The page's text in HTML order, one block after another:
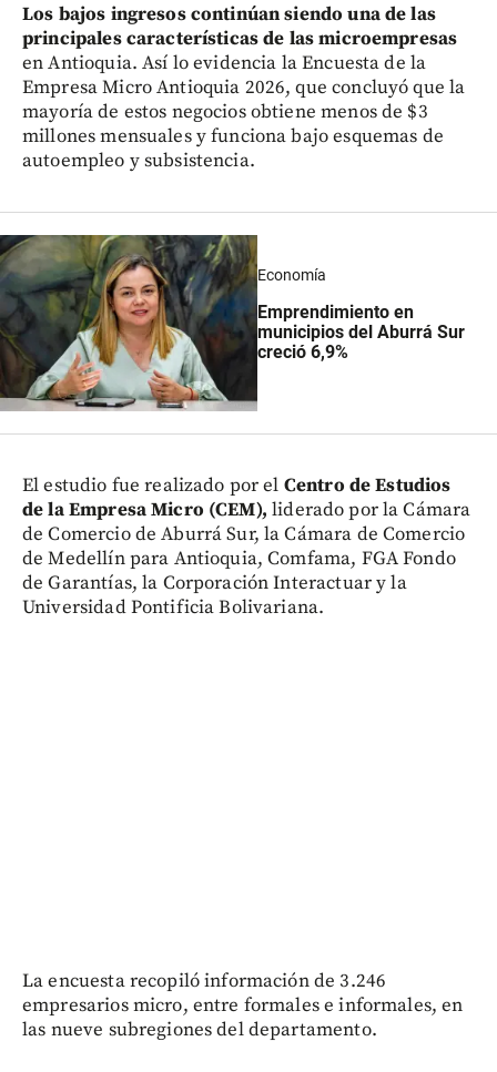
Los bajos ingresos continúan siendo una de las
principales características de las microempresas
en Antioquia. Así lo evidencia la Encuesta de la
Empresa Micro Antioquia 2026, que concluyó que la
mayoría de estos negocios obtiene menos de $3
millones mensuales y funciona bajo esquemas de
autoempleo y subsistencia.
Economía
Emprendimiento en
municipios del Aburrá Sur
creció 6,9%
El estudio fue realizado por el Centro de Estudios
de la Empresa Micro (CEM),liderado por la Cámara
de Comercio de Aburrá Sur, la Cámara de Comercio
de Medellín para Antioquia, Comfama, FGA Fondo
de Garantías, la Corporación Interactuar y la
Universidad Pontificia Bolivariana.
La encuesta recopiló información de 3.246
empresarios micro, entre formales e informales, en
las nueve subregiones del departamento.